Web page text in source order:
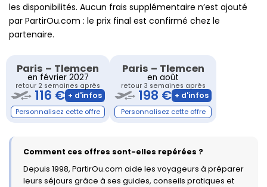
les disponibilités. Aucun frais supplémentaire n’est ajouté
par PartirOu.com : le prix final est confirmé chez le
partenaire.
Paris – Tlemcen
en février 2027
retour 2 semaines après
116 €
Paris – Tlemcen
en août
retour 3 semaines après
198 €
Comment ces offres sont-elles repérées ?
Depuis 1998, PartirOu.com aide les voyageurs à préparer
leurs séjours grâce à ses guides, conseils pratiques et